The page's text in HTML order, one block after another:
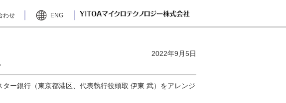
わせ ENG
2022年9月5日
ー銀行（東京都港区、代表執行役頭取 伊東 武）をアレンジ